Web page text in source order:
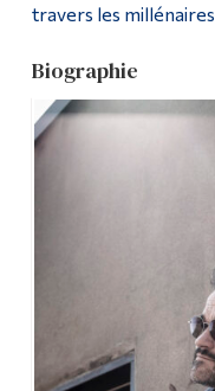
travers les millénaires
Biographie